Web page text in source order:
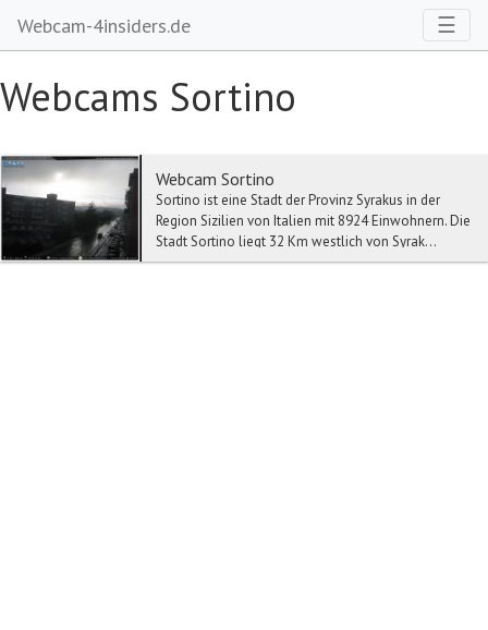
Webcam-4insiders.de ☰
Webcams Sortino
Webcam Sortino
Sortino ist eine Stadt der Provinz Syrakus in der
Region Sizilien von Italien mit 8924 Einwohnern. Die
Stadt Sortino liegt 32 Km westlich von Syrak...